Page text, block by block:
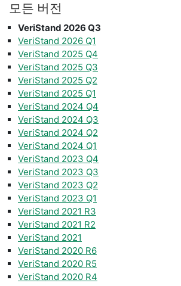
모든 버전
VeriStand 2026 Q3
VeriStand 2026 Q1
VeriStand 2025 Q4
VeriStand 2025 Q3
VeriStand 2025 Q2
VeriStand 2025 Q1
VeriStand 2024 Q4
VeriStand 2024 Q3
VeriStand 2024 Q2
VeriStand 2024 Q1
VeriStand 2023 Q4
VeriStand 2023 Q3
VeriStand 2023 Q2
VeriStand 2023 Q1
VeriStand 2021 R3
VeriStand 2021 R2
VeriStand 2021
VeriStand 2020 R6
VeriStand 2020 R5
VeriStand 2020 R4